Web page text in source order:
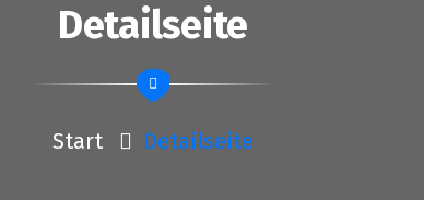
Detailseite
Start Detailseite